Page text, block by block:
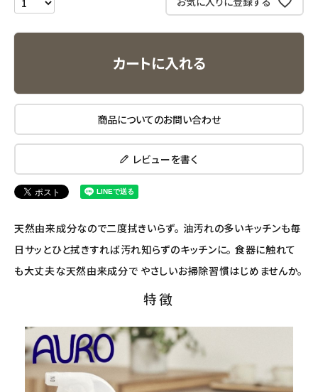
ナチュラムーン
アルモニベルツ
コラム・スタッフのおすすめ
meeting_room ログイン person 会員登録
カートに入れる
商品についてのお問い合わせ
レビューを書く
天然由来成分なので二度拭きいらず。 油汚れの多いキッチンも毎
日サッとひと拭きすれば汚れ知らずのキッチンに。 食器に触れて
も大丈夫な天然由来成分で やさしいお掃除習慣はじめませんか。
特徴